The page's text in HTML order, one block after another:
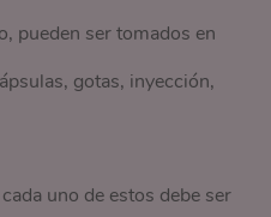
pueden ser tomados en
gotas, inyección,
uno de estos debe ser